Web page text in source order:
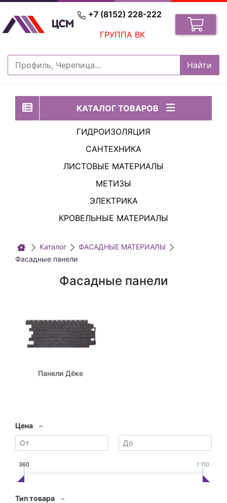
+7 (8152) 228-222
ГРУППА ВК
КАТАЛОГ ТОВАРОВ
ГИДРОИЗОЛЯЦИЯ
САНТЕХНИКА
ЛИСТОВЫЕ МАТЕРИАЛЫ
МЕТИЗЫ
ЭЛЕКТРИКА
КРОВЕЛЬНЫЕ МАТЕРИАЛЫ
Каталог
ФАСАДНЫЕ МАТЕРИАЛЫ
Фасадные панели
Фасадные панели
Панели Дёке
Цена
360 1 110
Тип товара